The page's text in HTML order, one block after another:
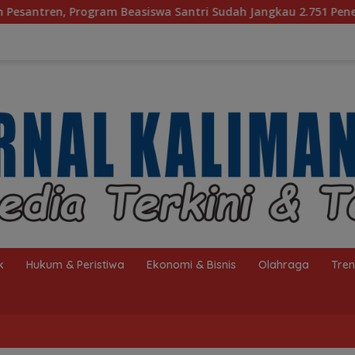
Sudah Jangkau 2.751 Penerima Bagaimana KIP
Hukum & Peristiwa Ekonomi & Bisnis Olahraga